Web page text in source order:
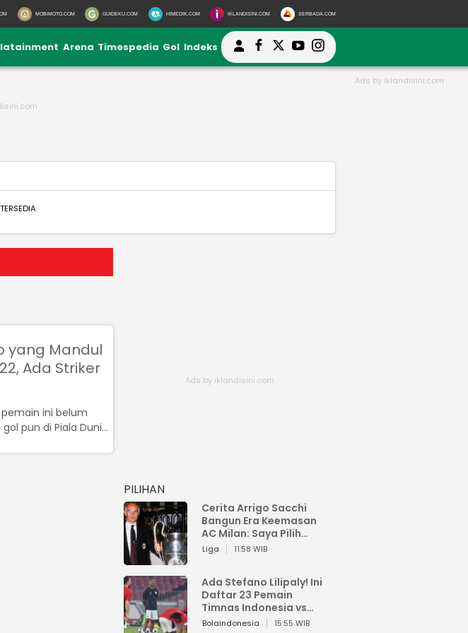
MOBIMOTO.COM GUIDEKU.COM HIMEDIK.COM IKLANDISINI.COM SERBADA.COM
Arena Timespedia Gol Indeks
yang Mandul
Ada Striker
ini belum
pun di Piala Dunia
PILIHAN
Cerita Arrigo Sacchi
Bangun Era Keemasan
AC Milan: Saya Pilih
Pemain dari Isi Otaknya
Liga 11:58 WIB
Ada Stefano Lilipaly! Ini
Daftar 23 Pemain
Timnas Indonesia vs
China
Bolaindonesia 15:55 WIB